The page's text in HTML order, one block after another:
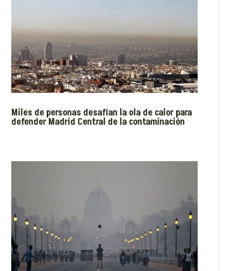
Miles de personas desafían la ola de calor para
defender Madrid Central de la contaminación